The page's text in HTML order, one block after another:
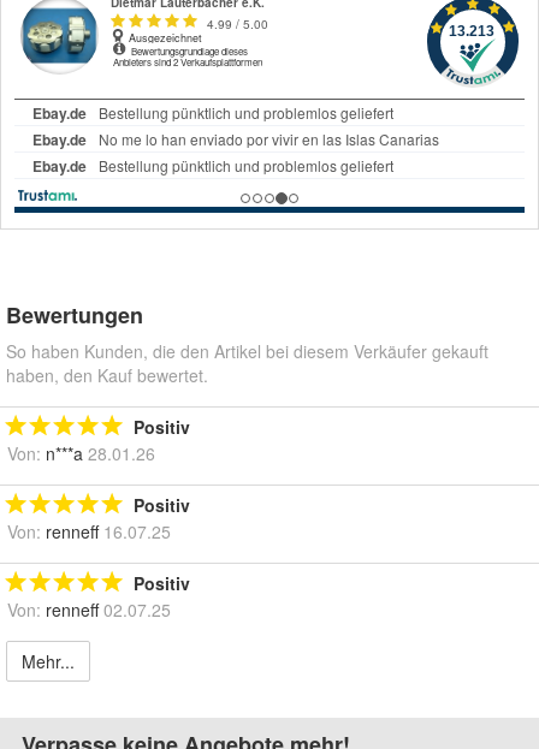
Bewertungen
So haben Kunden, die den Artikel bei diesem Verkäufer gekauft
haben, den Kauf bewertet.
Positiv
Von: n***a 28.01.26
Positiv
Von: renneff16.07.25
Positiv
Von: renneff02.07.25
Mehr...